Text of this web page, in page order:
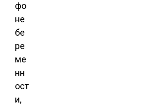
фо
не
бе
ре
ме
нн
ост
и,